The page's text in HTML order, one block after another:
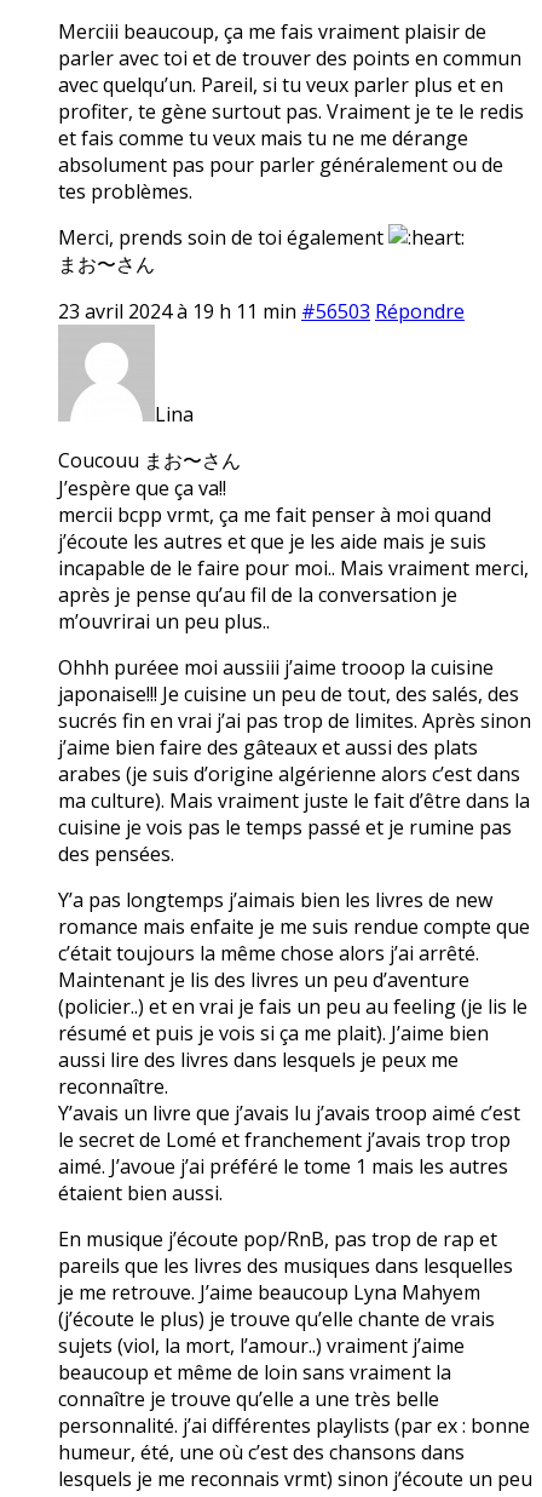
Merciii beaucoup, ça me fais vraiment plaisir de
parler avec toi et de trouver des points en commun
avec quelqu’un. Pareil, si tu veux parler plus et en
profiter, te gène surtout pas. Vraiment je te le redis
et fais comme tu veux mais tu ne me dérange
absolument pas pour parler généralement ou de
tes problèmes.
Merci, prends soin de toi également
まお〜さん
23 avril 2024 à 19 h 11 min #56503 Répondre
Lina
Coucouu まお〜さん
J’espère que ça va!!
mercii bcpp vrmt, ça me fait penser à moi quand
j’écoute les autres et que je les aide mais je suis
incapable de le faire pour moi.. Mais vraiment merci,
après je pense qu’au fil de la conversation je
m’ouvrirai un peu plus..
Ohhh puréee moi aussiii j’aime trooop la cuisine
japonaise!!! Je cuisine un peu de tout, des salés, des
sucrés fin en vrai j’ai pas trop de limites. Après sinon
j’aime bien faire des gâteaux et aussi des plats
arabes (je suis d’origine algérienne alors c’est dans
ma culture). Mais vraiment juste le fait d’être dans la
cuisine je vois pas le temps passé et je rumine pas
des pensées.
Y’a pas longtemps j’aimais bien les livres de new
romance mais enfaite je me suis rendue compte que
c’était toujours la même chose alors j’ai arrêté.
Maintenant je lis des livres un peu d’aventure
(policier..) et en vrai je fais un peu au feeling (je lis le
résumé et puis je vois si ça me plait). J’aime bien
aussi lire des livres dans lesquels je peux me
reconnaître.
Y’avais un livre que j’avais lu j’avais troop aimé c’est
le secret de Lomé et franchement j’avais trop trop
aimé. J’avoue j’ai préféré le tome 1 mais les autres
étaient bien aussi.
En musique j’écoute pop/RnB, pas trop de rap et
pareils que les livres des musiques dans lesquelles
je me retrouve. J’aime beaucoup Lyna Mahyem
(j’écoute le plus) je trouve qu’elle chante de vrais
sujets (viol, la mort, l’amour..) vraiment j’aime
beaucoup et même de loin sans vraiment la
connaître je trouve qu’elle a une très belle
personnalité. j’ai différentes playlists (par ex : bonne
humeur, été, une où c’est des chansons dans
lesquels je me reconnais vrmt) sinon j’écoute un peu